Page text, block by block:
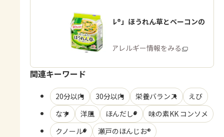
「クノール®」ほうれん草とベーコンの
スープ
商品・アレルギー情報をみる
関連キーワード
20分以内 30分以内 栄養バランス
えび
なす
洋風 ほんだし®
味の素KK コンソメ
クノール®
瀬戸のほんじお®